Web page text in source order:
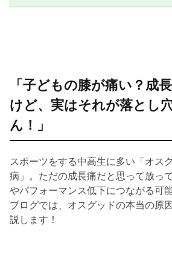
「子どもの膝が痛い？成
けど、実はそれが落とし
ん！」
スポーツをする中高生に多い「オス
病」。ただの成長痛だと思って放っ
やパフォーマンス低下につながる可
ブログでは、オスグッドの本当の原
説します！